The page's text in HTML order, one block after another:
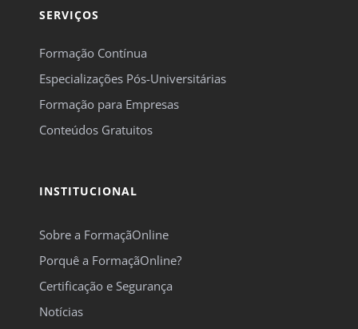
SERVIÇOS
Formação Contínua
Especializações Pós-Universitárias
Formação para Empresas
Conteúdos Gratuitos
INSTITUCIONAL
Sobre a FormaçãOnline
Porquê a FormaçãOnline?
Certificação e Segurança
Notícias